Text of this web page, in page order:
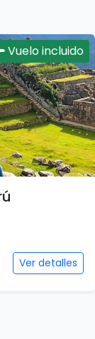
Vuelo incluido
Ver detalles